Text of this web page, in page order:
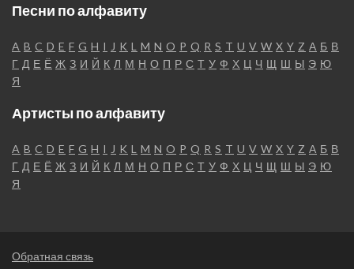
Песни по алфавиту
A B C D E F G H I J K L M N O P Q R S T U V W X Y Z А Б В
Г Д Е Ё Ж З И Й К Л М Н О П Р С Т У Ф Х Ц Ч Щ Ш Ы Э Ю
Я
Артисты по алфавиту
A B C D E F G H I J K L M N O P Q R S T U V W X Y Z А Б В
Г Д Е Ё Ж З И Й К Л М Н О П Р С Т У Ф Х Ц Ч Щ Ш Ы Э Ю
Я
Обратная связь